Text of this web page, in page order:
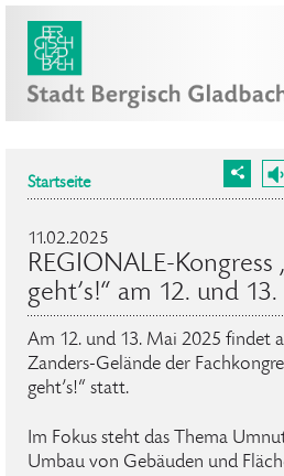
Startseite
11.02.2025
REGIONALE-Kongress
geht’s!“ am 12. und
Am 12. und 13. Mai 2025 findet
Zanders-Gelände der
geht’s!“ statt.
Im Fokus steht das Thema
Umbau von Gebäuden und